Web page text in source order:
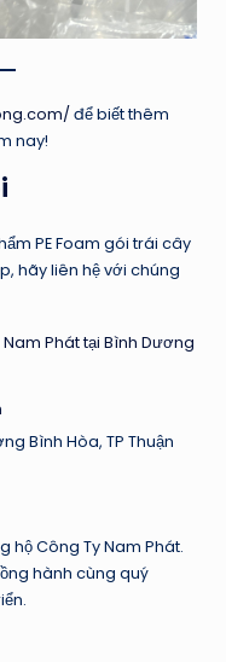
để biết thêm
nay!
PE Foam gói trái cây
hãy liên hệ với chúng
Nam Phát tại Bình Dương
Bình Hòa, TP Thuận
hộ Công Ty Nam Phát.
hành cùng quý